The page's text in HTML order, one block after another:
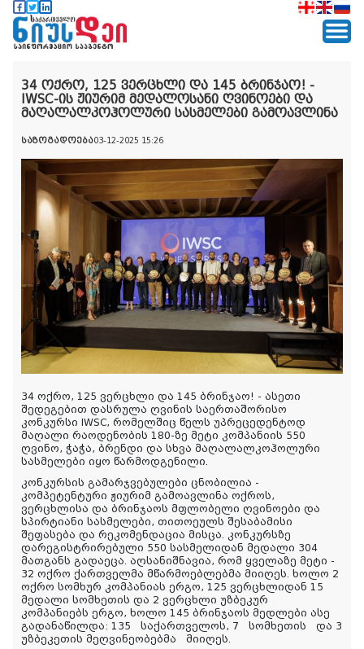
34 ოქრო, 125 ვერცხლი და 145 ბრინჯაო! -
IWSC-ის ჟიურიმ მედალოსანი ღვინოები და
მაღალალკოჰოლური სასმელები გამოავლინა
საზოგადოება03-12-2025 15:26
34 ოქრო, 125 ვერცხლი და 145 ბრინჯაო! - ასეთი
შედეგებით დასრულა ღვინის საერთაშორისო
კონკურსი IWSC, რომელშიც წელს უპრეცედენტოდ
მაღალი რაოდენობის 180-ზე მეტი კომპანიის 550
ღვინო, ჭაჭა, ბრენდი და სხვა მაღალალკოჰოლური
სასმელები იყო წარმოდგენილი.
კონკურსის გამარჯვებულები ცნობილია -
კომპეტენტური ჟიურიმ გამოავლინა ოქროს,
ვერცხლისა და ბრინჯაოს მფლობელი ღვინოები და
სპირტიანი სასმელები, თითოეულს შესაბამისი
შეფასება და რეკომენდაცია მისცა. კონკურსზე
დარეგისტრირებული 550 სასმელიდან მედალი 304
მათგანს გადაეცა. აღსანიშნავია, რომ ყველაზე მეტი -
32 ოქრო ქართველმა მწარმოებლებმა მიიღეს. ხოლო 2
ოქრო სომხურ კომპანიას ერგო, 125 ვერცხლიდან 15
მედალი სომხეთის და 2 ვერცხლი უზბეკურ
კომპანიებს ერგო, ხოლო 145 ბრინჯაოს მედლები ასე
გადანაწილდა: 135 საქართველოს, 7 სომხეთის და 3
უზბეკეთის მეღვინეობებმა მიიღეს.